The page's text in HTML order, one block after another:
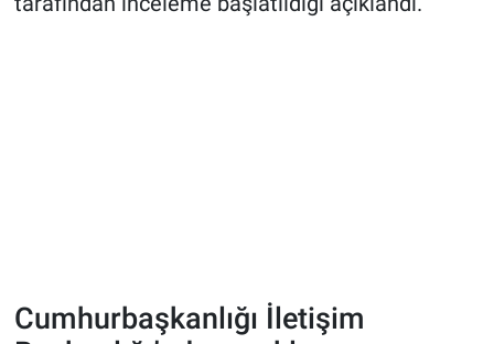
Cumhurbaşkanlığı İletişim